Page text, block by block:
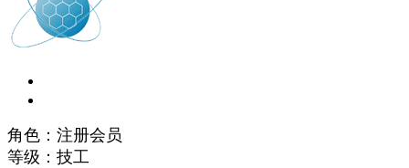
角色：注册会员
等级：技工